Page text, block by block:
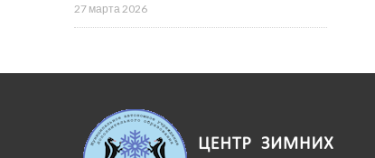
27 марта 2026